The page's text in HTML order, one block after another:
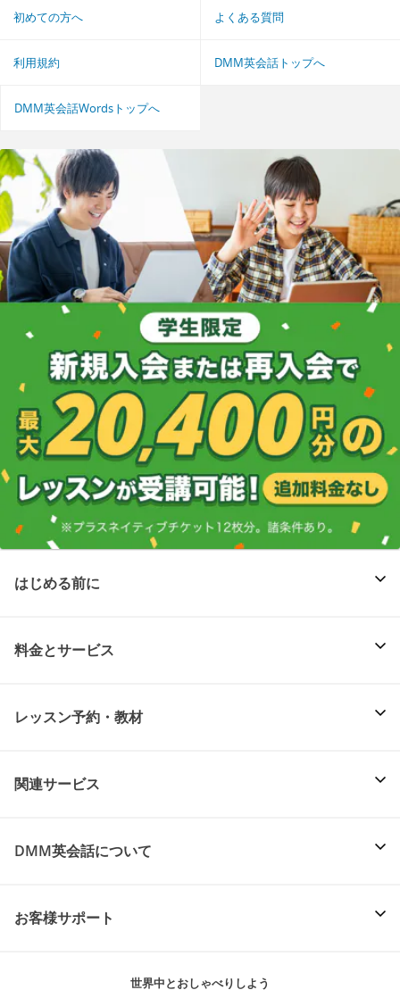
初めての方へ よくある質問
利用規約 DMM英会話トップへ
DMM英会話Wordsトップへ
はじめる前に
料金とサービス
レッスン予約・教材
関連サービス
DMM英会話について
お客様サポート
世界中とおしゃべりしよう